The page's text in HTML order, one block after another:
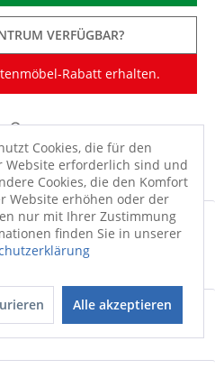
VERFÜGBAR?
Rabatt erhalten.
cm Durchmesser aus Beton
32 cm Bei... mehr
Cookies, die für den
Website erforderlich sind und
Cookies, die den Komfort
Website erhöhen oder der
nur mit Ihrer Zustimmung
finden Sie in unserer
Alle akzeptieren